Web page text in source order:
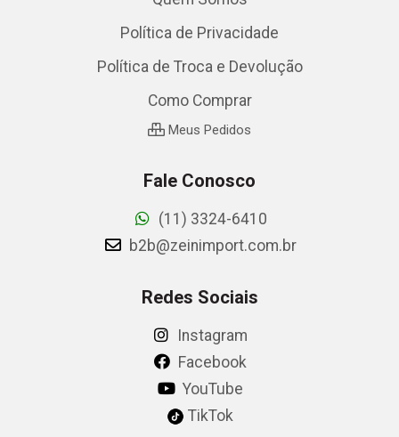
Política de Privacidade
Política de Troca e Devolução
Como Comprar
Meus Pedidos
Fale Conosco
(11) 3324-6410
b2b@zeinimport.com.br
Redes Sociais
Instagram
Facebook
YouTube
TikTok